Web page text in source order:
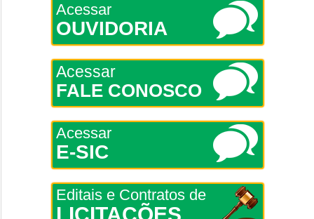
Acessar
OUVIDORIA
Acessar
FALE CONOSCO
Acessar
E-SIC
Editais e Contratos de